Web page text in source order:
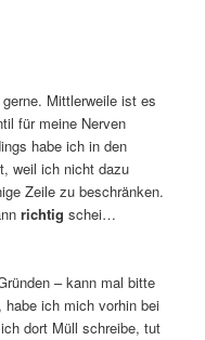
Mittlerweile ist es
für meine Nerven
habe ich in den
weil ich nicht dazu
Zeile zu beschränken.
richtigschei…
– kann mal bitte
ich mich vorhin bei
dort Müll schreibe, tut